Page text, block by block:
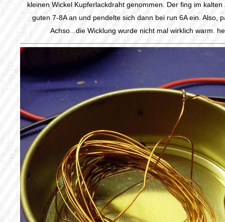
kleinen Wickel Kupferlackdraht genommen. Der fing im kalten
guten 7-8A an und pendelte sich dann bei run 6A ein. Also,
Achso...die Wicklung wurde nicht mal wirklich warm.